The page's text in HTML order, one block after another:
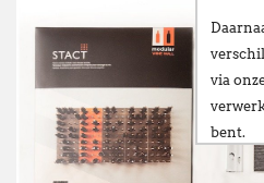
via
bent.
Wij